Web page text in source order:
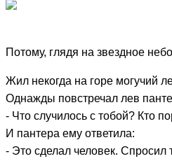
Потому, глядя на звездное
Жил некогда на горе могучий
Однажды повстречал лев
- Что случилось с тобой? Кто
И пантера ему ответила:
- Это сделал человек. Спросил